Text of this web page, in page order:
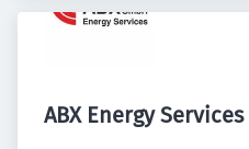
ABX Energy